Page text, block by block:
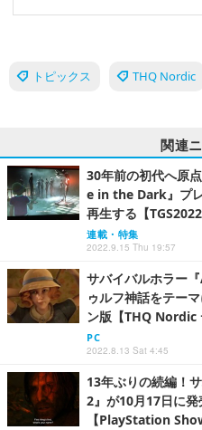
トピックス THQ Nordic
関連
30年前の初代へ原
e in the Dark』プ
再生する【TGS2022
連載・特集
2022.9.15 Thu 19:57
サバイバルホラー
ゥルフ神話をテー
ン版【THQ Nordic
PC
2022.8.13 Sat 4:45
13年ぶりの続編！
2』が10月17日に
【PlayStation